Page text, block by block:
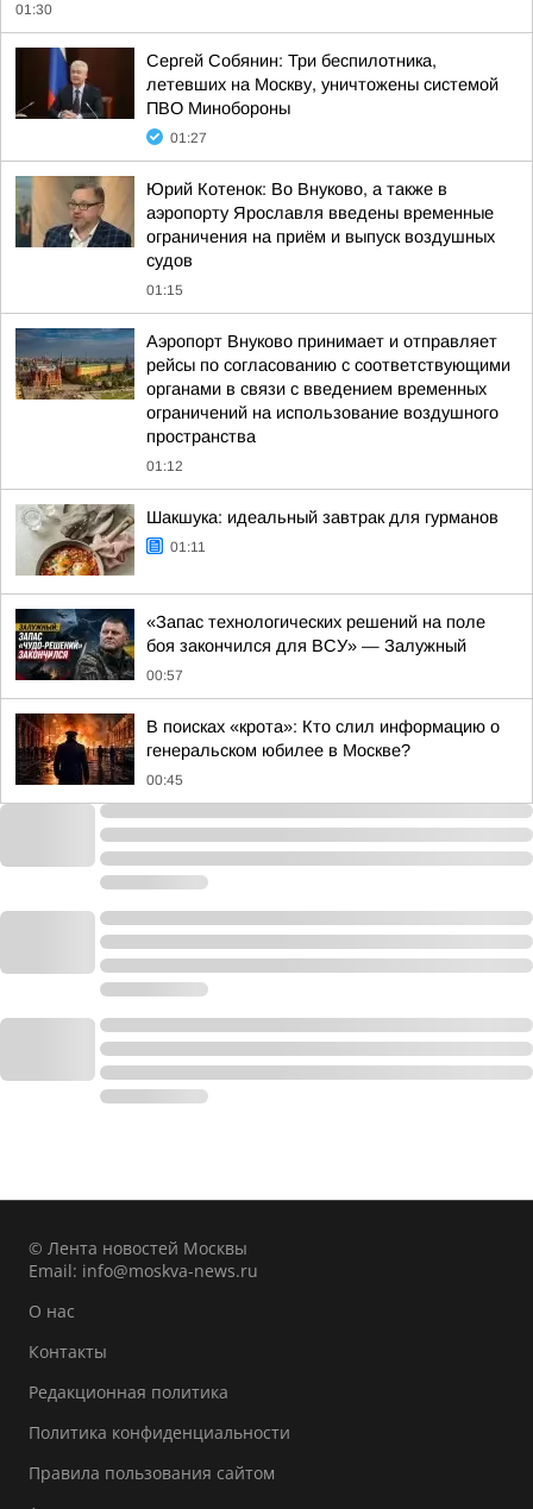
01:30
Сергей Собянин: Три беспилотника,
летевших на Москву, уничтожены системой
ПВО Минобороны
01:27
Юрий Котенок: Во Внуково, а также в
аэропорту Ярославля введены временные
ограничения на приём и выпуск воздушных
судов
01:15
Аэропорт Внуково принимает и отправляет
рейсы по согласованию с соответствующими
органами в связи с введением временных
ограничений на использование воздушного
пространства
01:12
Шакшука: идеальный завтрак для гурманов
01:11
«Запас технологических решений на поле
боя закончился для ВСУ» — Залужный
00:57
В поисках «крота»: Кто слил информацию о
генеральском юбилее в Москве?
00:45
© Лента новостей Москвы
Email: info@moskva-news.ru
О нас
Контакты
Редакционная политика
Политика конфиденциальности
Правила пользования сайтом